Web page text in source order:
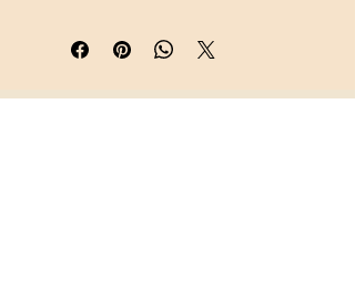
esta pieza es 100% natural, no
posee restauración ni pintura.